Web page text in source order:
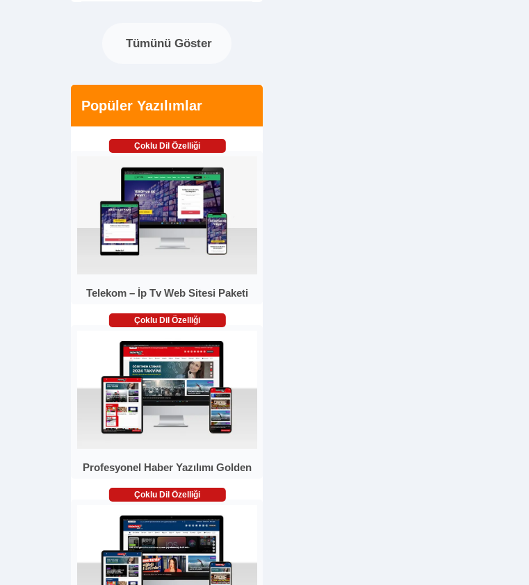
Tümünü Göster
Popüler Yazılımlar
Çoklu Dil Özelliği
Telekom – İp Tv Web Sitesi Paketi
Çoklu Dil Özelliği
Profesyonel Haber Yazılımı Golden
Çoklu Dil Özelliği